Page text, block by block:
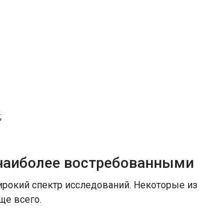
востребованными
спектр исследований. Некоторые из
всего.